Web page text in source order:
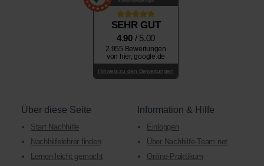
SEHR GUT
4.90 / 5.00
2.955 Bewertungen
von hier, google.de
Hinweis zu den Bewertungen
Über diese Seite
Start Nachhilfe
Nachhilfelehrer finden
Lernen leicht gemacht
Information & Hilfe
Einloggen
Über Nachhilfe-Team.net
Online-Praktikum